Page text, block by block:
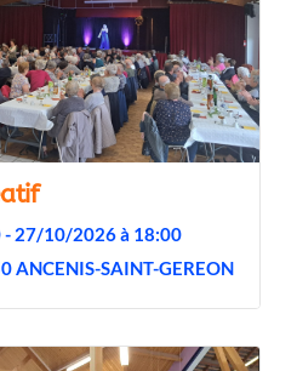
27/10/2026 à 18:00
ANCENIS-SAINT-GEREON